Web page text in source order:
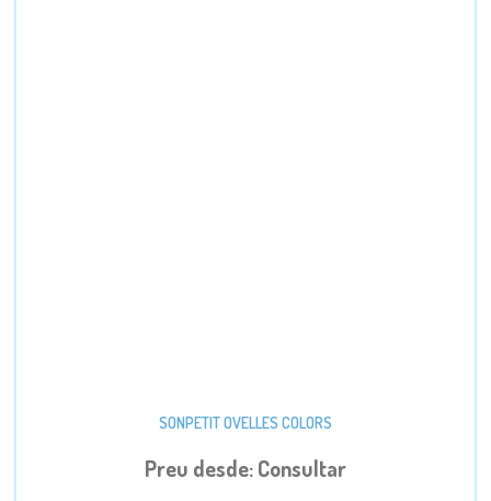
SONPETIT OVELLES COLORS
Preu desde: Consultar